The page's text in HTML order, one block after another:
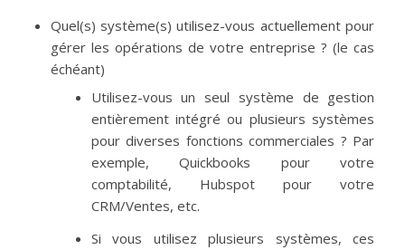
Quel(s) système(s) utilisez-vous actuellement pour
gérer les opérations de votre entreprise ? (le cas
échéant)
Utilisez-vous un seul système de gestion
entièrement intégré ou plusieurs systèmes
pour diverses fonctions commerciales ? Par
exemple, Quickbooks pour votre
comptabilité, Hubspot pour votre
CRM/Ventes, etc.
Si vous utilisez plusieurs systèmes, ces